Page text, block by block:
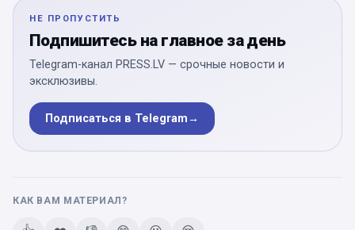
НЕ ПРОПУСТИТЬ
Подпишитесь на главное за день
Telegram-канал PRESS.LV — срочные новости и
эксклюзивы.
Подписаться в Telegram→
КАК ВАМ МАТЕРИАЛ?